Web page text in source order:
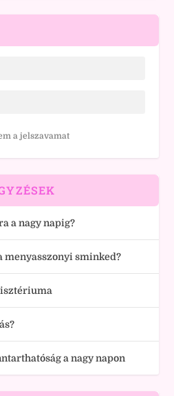
a jelszavamat
a nagy napig?
menyasszonyi sminked?
a nagy napon